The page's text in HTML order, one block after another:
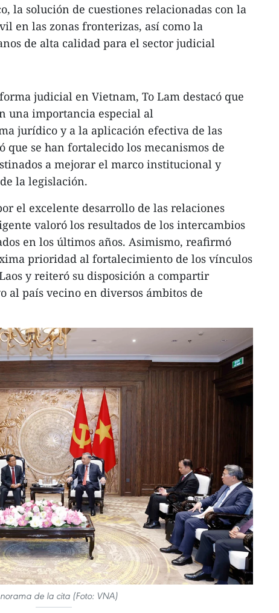
la solución de cuestiones relacionadas con la
en las zonas fronterizas, así como la
de alta calidad para el sector judicial
judicial en Vietnam, To Lam destacó que
una importancia especial al
jurídico y a la aplicación efectiva de las
que se han fortalecido los mecanismos de
a mejorar el marco institucional y
la legislación.
el excelente desarrollo de las relaciones
valoró los resultados de los intercambios
en los últimos años. Asimismo, reafirmó
prioridad al fortalecimiento de los vínculos
y reiteró su disposición a compartir
al país vecino en diversos ámbitos de
de la cita (Foto: VNA)